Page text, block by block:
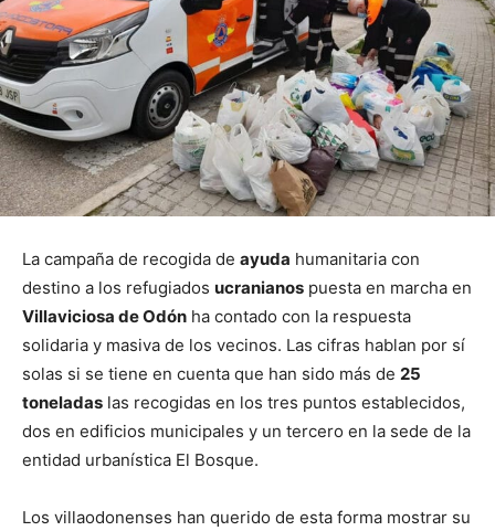
La campaña de recogida de ayuda humanitaria con
destino a los refugiados ucranianos puesta en marcha en
Villaviciosa de Odón ha contado con la respuesta
solidaria y masiva de los vecinos. Las cifras hablan por sí
solas si se tiene en cuenta que han sido más de 25
toneladas las recogidas en los tres puntos establecidos,
dos en edificios municipales y un tercero en la sede de la
entidad urbanística El Bosque.
Los villaodonenses han querido de esta forma mostrar su